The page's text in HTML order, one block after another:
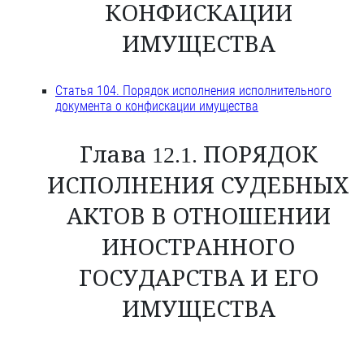
КОНФИСКАЦИИ
ИМУЩЕСТВА
Статья 104. Порядок исполнения исполнительного
документа о конфискации имущества
Глава 12.1. ПОРЯДОК
ИСПОЛНЕНИЯ СУДЕБНЫХ
АКТОВ В ОТНОШЕНИИ
ИНОСТРАННОГО
ГОСУДАРСТВА И ЕГО
ИМУЩЕСТВА